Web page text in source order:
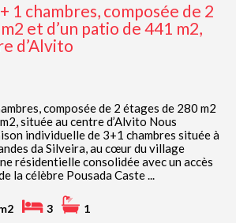
1 chambres, composée de 2
et d’un patio de 441 m2,
d’Alvito
composée de 2 étages de 280 m2
située au centre d’Alvito Nous
individuelle de 3+1 chambres située à
da Silveira, au cœur du village
résidentielle consolidée avec un accès
la célèbre Pousada Caste ...
3 1